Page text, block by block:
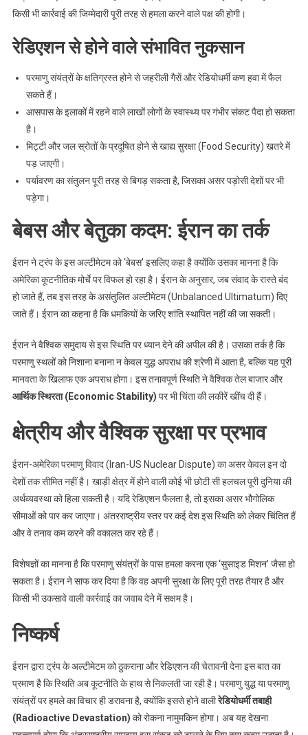
किसी भी कार्रवाई की जिम्मेदारी पूरी तरह से हमला करने वाले पक्ष की होगी।
रेडिएशन से होने वाले संभावित नुकसान
परमाणु संयंत्रों के क्षतिग्रस्त होने से जहरीली गैसें और रेडियोधर्मी कण हवा में फैल
सकते हैं।
आसपास के इलाकों में रहने वाले लाखों लोगों के स्वास्थ्य पर गंभीर संकट पैदा हो सकता
है।
मिट्टी और जल स्रोतों के प्रदूषित होने से खाद्य सुरक्षा (Food Security) खतरे में
पड़ जाएगी।
पर्यावरण का संतुलन पूरी तरह से बिगड़ सकता है, जिसका असर पड़ोसी देशों पर भी
पड़ेगा।
बेबस और बेतुका कदम: ईरान का तर्क
ईरान ने ट्रंप के इस अल्टीमेटम को ‘बेबस’ इसलिए कहा है क्योंकि उसका मानना है कि
अमेरिका कूटनीतिक मोर्चे पर विफल हो रहा है। ईरान के अनुसार, जब संवाद के रास्ते बंद
हो जाते हैं, तब इस तरह के असंतुलित अल्टीमेटम (Unbalanced Ultimatum) दिए
जाते हैं। ईरान का कहना है कि धमकियों के जरिए शांति स्थापित नहीं की जा सकती।
ईरान ने वैश्विक समुदाय से इस स्थिति पर ध्यान देने की अपील की है। उसका तर्क है कि
परमाणु स्थलों को निशाना बनाना न केवल युद्ध अपराध की श्रेणी में आता है, बल्कि यह पूरी
मानवता के खिलाफ एक अपराध होगा। इस तनावपूर्ण स्थिति ने वैश्विक तेल बाजार और
आर्थिक स्थिरता (Economic Stability) पर भी चिंता की लकीरें खींच दी हैं।
क्षेत्रीय और वैश्विक सुरक्षा पर प्रभाव
ईरान-अमेरिका परमाणु विवाद (Iran-US Nuclear Dispute) का असर केवल इन दो
देशों तक सीमित नहीं है। खाड़ी क्षेत्र में होने वाली कोई भी छोटी सी हलचल पूरी दुनिया की
अर्थव्यवस्था को हिला सकती है। यदि रेडिएशन फैलता है, तो इसका असर भौगोलिक
सीमाओं को पार कर जाएगा। अंतरराष्ट्रीय स्तर पर कई देश इस स्थिति को लेकर चिंतित हैं
और वे तनाव कम करने की वकालत कर रहे हैं।
विशेषज्ञों का मानना है कि परमाणु संयंत्रों के पास हमला करना एक ‘सुसाइड मिशन’ जैसा हो
सकता है। ईरान ने साफ कर दिया है कि वह अपनी सुरक्षा के लिए पूरी तरह तैयार है और
किसी भी उकसावे वाली कार्रवाई का जवाब देने में सक्षम है।
निष्कर्ष
ईरान द्वारा ट्रंप के अल्टीमेटम को ठुकराना और रेडिएशन की चेतावनी देना इस बात का
प्रमाण है कि स्थिति अब कूटनीति के हाथ से निकलती जा रही है। परमाणु युद्ध या परमाणु
संयंत्रों पर हमले का विचार ही डरावना है, क्योंकि इससे होने वालीरेडियोधर्मी तबाही
(Radioactive Devastation) को रोकना नामुमकिन होगा। अब यह देखना